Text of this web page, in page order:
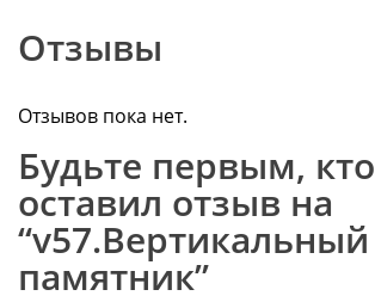
Отзывы
Отзывов пока нет.
Будьте первым, кто
оставил отзыв на
“v57.Вертикальный
памятник”